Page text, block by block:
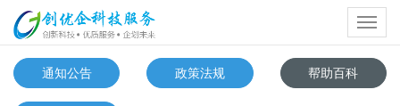
通知公告
政策法规 帮助百科